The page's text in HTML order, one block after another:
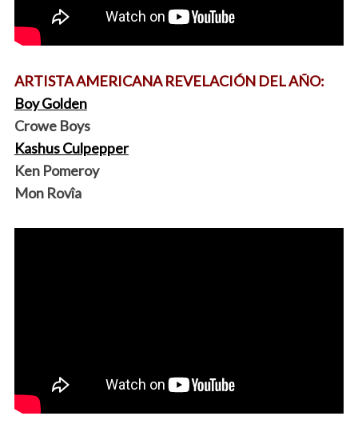
ARTISTA AMERICANA REVELACIÓN DEL AÑO:
Boy Golden
Crowe Boys
Kashus Culpepper
Ken Pomeroy
Mon Rovîa